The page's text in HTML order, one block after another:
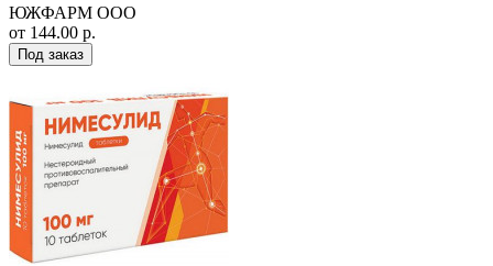
ЮЖФАРМ ООО
от 144.00 р.
Под заказ